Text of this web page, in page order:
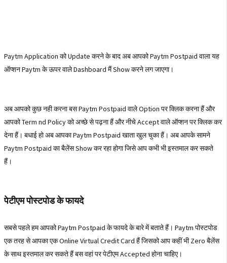
Paytm Application को Update करने के बाद अब आपको Paytm Postpaid वाला यह
ऑप्शन Paytm के ऊपर वाले Dashboard मैं Show करने लग जाएगा।
अब आपको कुछ नही करना बस Paytm Postpaid वाले Option पर क्लिक करना हैं और
आपको Term nd Policy को अच्छे से पढ़ना हैं और नीचे Accept वाले ऑप्शन पर क्लिक कर
देना हैं। बधाई हो अब आपका Paytm Postpaid खाता खुल चुका हैं। अब आपके सामने
Paytm Postpaid का बैलेंस Show कर रहा होगा जिसे आप कभी भी इस्तमाल कर सकते
हैं।
पेटीएम पोस्टपोड के फायदे
सबसे पहले हम आपको Paytm Postpaid के फायदे के बारे में बताते हैं। Paytm पोस्टपोड
एक तरह से आपका एक Online Virtual Credit Card हैं जिसको आप कहीं भी Zero बैलेंस
के साथ इस्तमाल कर सकते हैं बस वहां पर पेटीएम Accepted होना चाहिए।